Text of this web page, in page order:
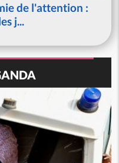
de l'attention :
j...